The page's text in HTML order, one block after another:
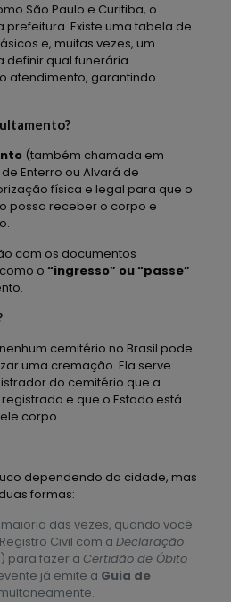
São Paulo e Curitiba, o
Existe uma tabela de
e, muitas vezes, um
definir qual funerária
atendimento, garantindo
(também chamada em
Enterro ou Alvará de
física e legal para que o
possa receber o corpo e
com os documentos
o “ingresso” ou “passe”
cemitério no Brasil pode
uma cremação. Ela serve
do cemitério que a
e que o Estado está
corpo.
dependendo da cidade, mas
formas:
maioria das vezes, quando você
Civil com a Declaração
para fazer a Certidão de Óbito
já emite a Guia de